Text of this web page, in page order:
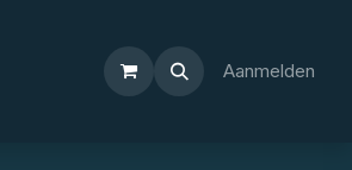
Aanmelden